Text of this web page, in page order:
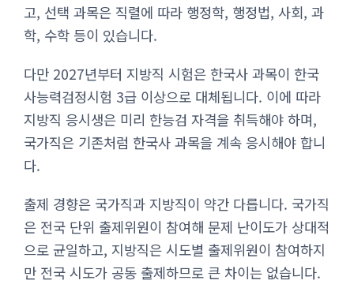
고, 선택 과목은 직렬에 따라 행정학, 행정법, 사회, 과
학, 수학 등이 있습니다.
다만 2027년부터 지방직 시험은 한국사 과목이 한국
사능력검정시험 3급 이상으로 대체됩니다. 이에 따라
지방직 응시생은 미리 한능검 자격을 취득해야 하며,
국가직은 기존처럼 한국사 과목을 계속 응시해야 합니
다.
출제 경향은 국가직과 지방직이 약간 다릅니다. 국가직
은 전국 단위 출제위원이 참여해 문제 난이도가 상대적
으로 균일하고, 지방직은 시도별 출제위원이 참여하지
만 전국 시도가 공동 출제하므로 큰 차이는 없습니다.